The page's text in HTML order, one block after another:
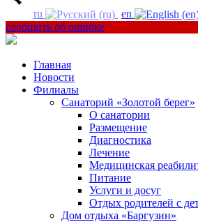
ru
en
сообщить об ошибке
Главная
Новости
Филиалы
Санаторий «Золотой берег»
О санатории
Размещение
Диагностика
Лечение
Медицинская
Питание
Услуги и досуг
Отдых родителей с
Дом отдыха «Баргузин»